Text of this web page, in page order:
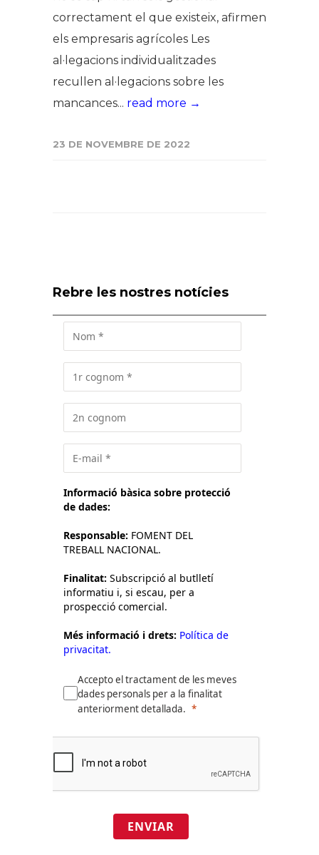
correctament el que existeix, afirmen
els empresaris agrícoles Les
al·legacions individualitzades
recullen al·legacions sobre les
mancances... read more →
23 DE NOVEMBRE DE 2022
Rebre les nostres notícies
Informació bàsica sobre protecció
de dades:
Responsable: FOMENT DEL
TREBALL NACIONAL.
Finalitat: Subscripció al butlletí
informatiu i, si escau, per a
prospecció comercial.
Més informació i drets: Política de
privacitat.
Accepto el tractament de les meves
dades personals per a la finalitat
anteriorment detallada.
ENVIAR